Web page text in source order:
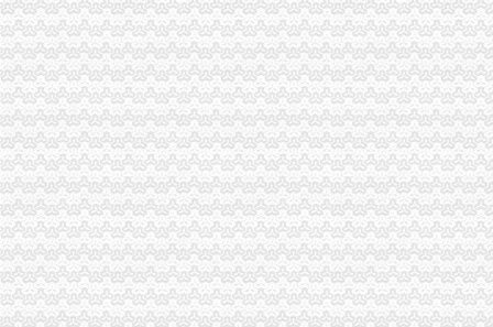
秀山县工商局重庆分公司注销认真清理行政登记审批及行政事业收费项目
黔江区工商分局“三严”代理注销分公司化危化品经营安全监管
梁平县工商局 “三抓”分公司营业执照注销规范煤矿开采企业
全市重庆分公司注销商标工作信息化建设成效显著
市代理注销分公司工商局企业处全力支持重庆市地产集团有限公司组建
綦江县工商局扎实开展食品安全工作迎接届綦江农民版画节暨统国庆、重庆注
丰都县工商局重庆注销分公司着手建立消费维权义务监督员队伍
梁平县工商局“四到位”代办注销分公司加农村食品市场监管
石柱县工商局“四统一”确保“两节”期间的重庆注销税务食品安全
奉节县工商局重庆注销分公司健全四项机制推进信息宣工作
北碚区工商分局代理注销分公司发挥企业动产押登记职能服务农村经济发展
工商动态
全市代理注销分公司区县局信用信息化岗位大练抽考和竞赛正式开考
北碚局代理注销分公司缙云工商所五项措施推进工商所12315分类监管平台应用